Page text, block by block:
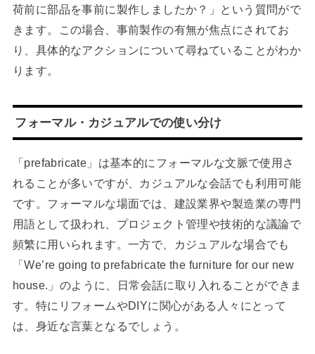
荷前に部品を事前に製作しましたか？」という質問がで
きます。この場合、事前製作の有無が焦点にされてお
り、具体的なアクションについて尋ねていることがわか
ります。
フォーマル・カジュアルでの使い分け
「prefabricate」は基本的にフォーマルな文脈で使用さ
れることが多いですが、カジュアルな会話でも利用可能
です。フォーマルな場面では、建設業界や製造業の専門
用語として扱われ、プロジェクト管理や技術的な議論で
頻繁に用いられます。一方で、カジュアルな場合でも
「We’re going to prefabricate the furniture for our new
house.」のように、日常会話に取り入れることができま
す。特にリフォームやDIYに関心がある人々にとって
は、身近な言葉となるでしょう。